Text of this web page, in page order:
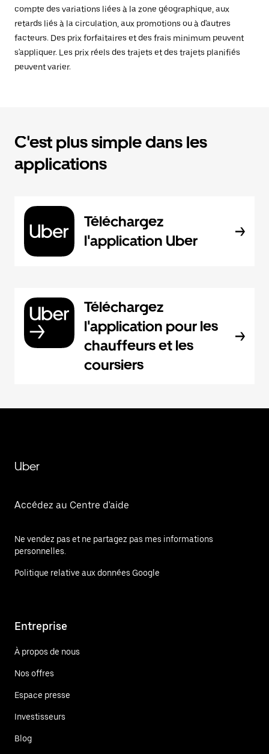
compte des variations liées à la zone géographique, aux
retards liés à la circulation, aux promotions ou à d'autres
facteurs. Des prix forfaitaires et des frais minimum peuvent
s'appliquer. Les prix réels des trajets et des trajets planifiés
peuvent varier.
C'est plus simple dans les
applications
Téléchargez
l'application Uber
Téléchargez
l'application pour les
chauffeurs et les
coursiers
Uber
Accédez au Centre d'aide
Ne vendez pas et ne partagez pas mes informations
personnelles.
Politique relative aux données Google
Entreprise
À propos de nous
Nos offres
Espace presse
Investisseurs
Blog